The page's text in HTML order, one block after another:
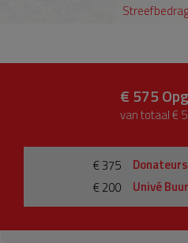
€ 575
van totaal €
€ 375
Donateurs
€ 200
Univé